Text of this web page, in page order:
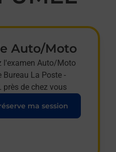
Auto/Moto
l'examen Auto/Moto
Bureau La Poste -
près de chez vous
ma session